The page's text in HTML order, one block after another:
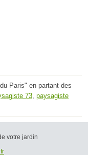
Paris" en partant des
73, paysagiste
votre jardin